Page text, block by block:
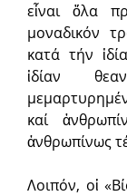
εἶναι ὅλα
μοναδικόν
κατά τήν
ἰδίαν
καί
ἀνθρωπίνως
Λοιπόν, οἱ